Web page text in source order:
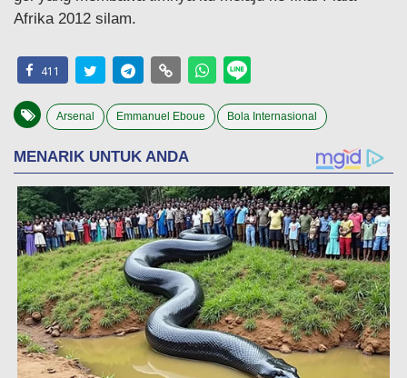
Afrika 2012 silam.
411
Arsenal Emmanuel Eboue Bola Internasional